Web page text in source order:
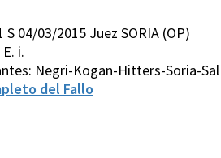
S 04/03/2015 Juez SORIA (OP)
i.
Negri-Kogan-Hitters-Soria-
del Fallo